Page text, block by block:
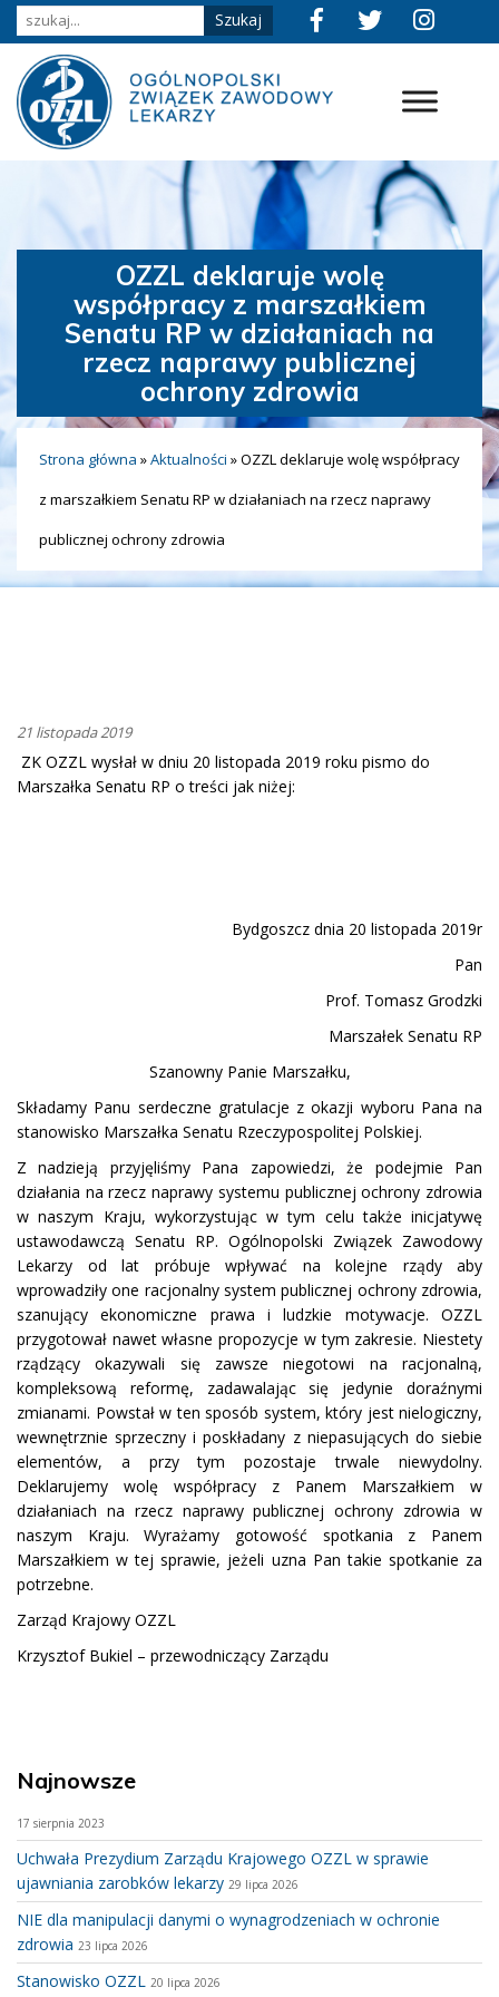
OZZL deklaruje wolę
współpracy z marszałkiem
Senatu RP w działaniach na
rzecz naprawy publicznej
ochrony zdrowia
Strona główna »Aktualności »OZZL deklaruje wolę współpracy
z marszałkiem Senatu RP w działaniach na rzecz naprawy
publicznej ochrony zdrowia
21 listopada 2019
ZK OZZL wysłał w dniu 20 listopada 2019 roku pismo do
Marszałka Senatu RP o treści jak niżej:
Bydgoszcz dnia 20 listopada 2019r
Pan
Prof. Tomasz Grodzki
Marszałek Senatu RP
Szanowny Panie Marszałku,
Składamy Panu serdeczne gratulacje z okazji wyboru Pana na
stanowisko Marszałka Senatu Rzeczypospolitej Polskiej.
Z nadzieją przyjęliśmy Pana zapowiedzi, że podejmie Pan
działania na rzecz naprawy systemu publicznej ochrony zdrowia
w naszym Kraju, wykorzystując w tym celu także inicjatywę
ustawodawczą Senatu RP. Ogólnopolski Związek Zawodowy
Lekarzy od lat próbuje wpływać na kolejne rządy aby
wprowadziły one racjonalny system publicznej ochrony zdrowia,
szanujący ekonomiczne prawa i ludzkie motywacje. OZZL
przygotował nawet własne propozycje w tym zakresie. Niestety
rządzący okazywali się zawsze niegotowi na racjonalną,
kompleksową reformę, zadawalając się jedynie doraźnymi
zmianami. Powstał w ten sposób system, który jest nielogiczny,
wewnętrznie sprzeczny i poskładany z niepasujących do siebie
elementów, a przy tym pozostaje trwale niewydolny.
Deklarujemy wolę współpracy z Panem Marszałkiem w
działaniach na rzecz naprawy publicznej ochrony zdrowia w
naszym Kraju. Wyrażamy gotowość spotkania z Panem
Marszałkiem w tej sprawie, jeżeli uzna Pan takie spotkanie za
potrzebne.
Zarząd Krajowy OZZL
Krzysztof Bukiel – przewodniczący Zarządu
Najnowsze
17 sierpnia 2023
Uchwała Prezydium Zarządu Krajowego OZZL w sprawie
ujawniania zarobków lekarzy 29 lipca 2026
NIE dla manipulacji danymi o wynagrodzeniach w ochronie
zdrowia 23 lipca 2026
Stanowisko OZZL 20 lipca 2026